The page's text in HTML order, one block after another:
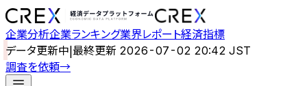
企業分析企業ランキング業界レポート経済指標
データ更新中|最終更新 2026-07-02 20:42 JST
調査を依頼→